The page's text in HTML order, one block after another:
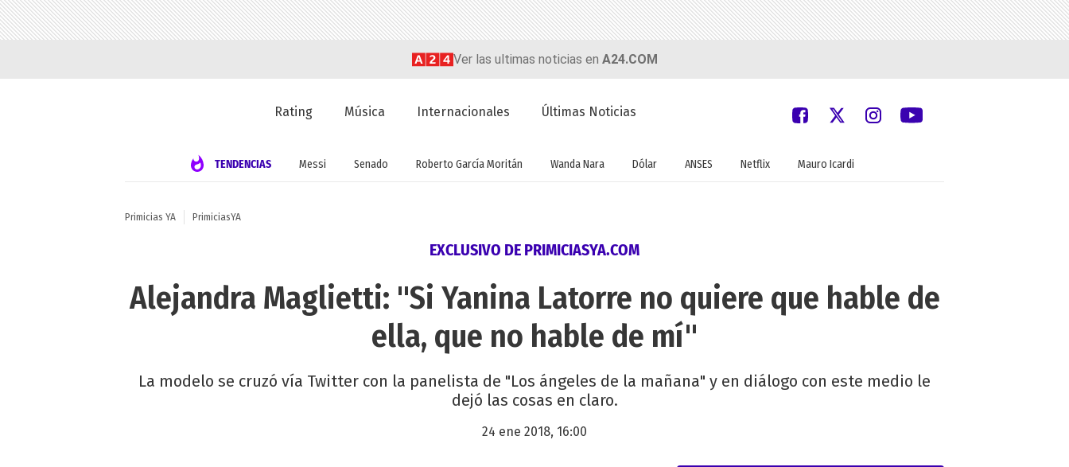
Ver las ultimas noticias en A24.COM
Rating Música Internacionales Últimas Noticias
TENDENCIAS Messi Senado Roberto García Moritán Wanda Nara Dólar ANSES Netflix Mauro Icardi
Primicias YA PrimiciasYA
EXCLUSIVO DE PRIMICIASYA.COM
Alejandra Maglietti: "Si Yanina Latorre no quiere que hable de
ella, que no hable de mí"
La modelo se cruzó vía Twitter con la panelista de "Los ángeles de la mañana" y en diálogo con este medio le
dejó las cosas en claro.
24 ene 2018, 16:00